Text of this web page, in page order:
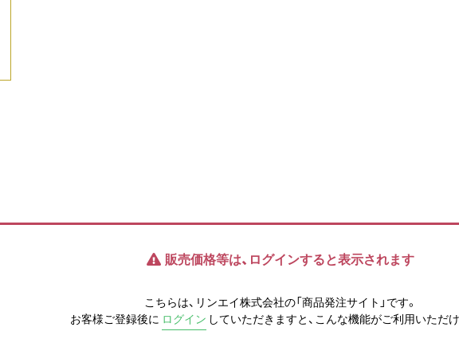
販売価格等は、ログインすると表示されます
こちらは、リンエイ株式会社の「商品発注サイト」です。
お客様ご登録後に ログイン していただきますと、こんな機能がご利用いただ